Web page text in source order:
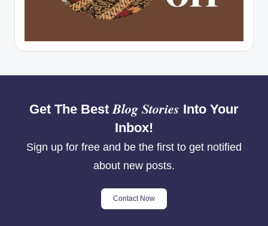
Get The Best Blog Stories Into Your
Inbox!
Sign up for free and be the first to get notified
about new posts.
Contact Now